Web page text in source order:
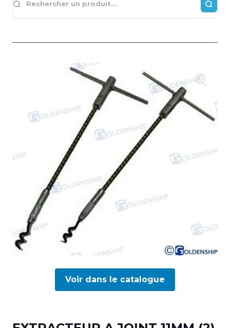
Voir dans le catalogue